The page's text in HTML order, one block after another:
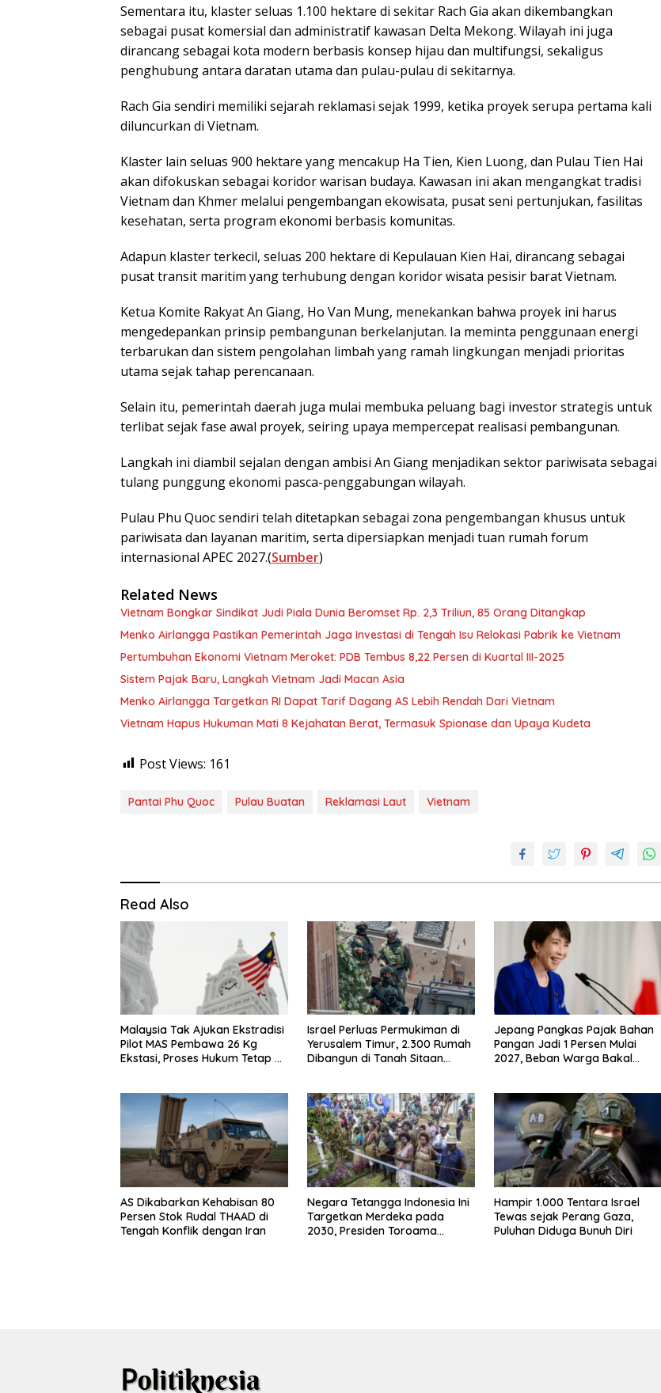
Sementara itu, klaster seluas 1.100 hektare di sekitar Rach Gia akan dikembangkan
sebagai pusat komersial dan administratif kawasan Delta Mekong. Wilayah ini juga
dirancang sebagai kota modern berbasis konsep hijau dan multifungsi, sekaligus
penghubung antara daratan utama dan pulau-pulau di sekitarnya.
Rach Gia sendiri memiliki sejarah reklamasi sejak 1999, ketika proyek serupa pertama kali
diluncurkan di Vietnam.
Klaster lain seluas 900 hektare yang mencakup Ha Tien, Kien Luong, dan Pulau Tien Hai
akan difokuskan sebagai koridor warisan budaya. Kawasan ini akan mengangkat tradisi
Vietnam dan Khmer melalui pengembangan ekowisata, pusat seni pertunjukan, fasilitas
kesehatan, serta program ekonomi berbasis komunitas.
Adapun klaster terkecil, seluas 200 hektare di Kepulauan Kien Hai, dirancang sebagai
pusat transit maritim yang terhubung dengan koridor wisata pesisir barat Vietnam.
Ketua Komite Rakyat An Giang, Ho Van Mung, menekankan bahwa proyek ini harus
mengedepankan prinsip pembangunan berkelanjutan. Ia meminta penggunaan energi
terbarukan dan sistem pengolahan limbah yang ramah lingkungan menjadi prioritas
utama sejak tahap perencanaan.
Selain itu, pemerintah daerah juga mulai membuka peluang bagi investor strategis untuk
terlibat sejak fase awal proyek, seiring upaya mempercepat realisasi pembangunan.
Langkah ini diambil sejalan dengan ambisi An Giang menjadikan sektor pariwisata sebagai
tulang punggung ekonomi pasca-penggabungan wilayah.
Pulau Phu Quoc sendiri telah ditetapkan sebagai zona pengembangan khusus untuk
pariwisata dan layanan maritim, serta dipersiapkan menjadi tuan rumah forum
internasional APEC 2027.(Sumber)
Related News
Vietnam Bongkar Sindikat Judi Piala Dunia Beromset Rp. 2,3 Triliun, 85 Orang Ditangkap
Menko Airlangga Pastikan Pemerintah Jaga Investasi di Tengah Isu Relokasi Pabrik ke Vietnam
Pertumbuhan Ekonomi Vietnam Meroket: PDB Tembus 8,22 Persen di Kuartal III-2025
Sistem Pajak Baru, Langkah Vietnam Jadi Macan Asia
Menko Airlangga Targetkan RI Dapat Tarif Dagang AS Lebih Rendah Dari Vietnam
Vietnam Hapus Hukuman Mati 8 Kejahatan Berat, Termasuk Spionase dan Upaya Kudeta
Post Views: 161
Pantai Phu Quoc Pulau Buatan Reklamasi Laut Vietnam
Read Also
Malaysia Tak Ajukan Ekstradisi
Pilot MAS Pembawa 26 Kg
Ekstasi, Proses Hukum Tetap di
Israel Perluas Permukiman di
Yerusalem Timur, 2.300 Rumah
Dibangun di Tanah Sitaan
Jepang Pangkas Pajak Bahan
Pangan Jadi 1 Persen Mulai
2027, Beban Warga Bakal
AS Dikabarkan Kehabisan 80
Persen Stok Rudal THAAD di
Tengah Konflik dengan Iran
Negara Tetangga Indonesia Ini
Targetkan Merdeka pada
2030, Presiden Toroama
Hampir 1.000 Tentara Israel
Tewas sejak Perang Gaza,
Puluhan Diduga Bunuh Diri